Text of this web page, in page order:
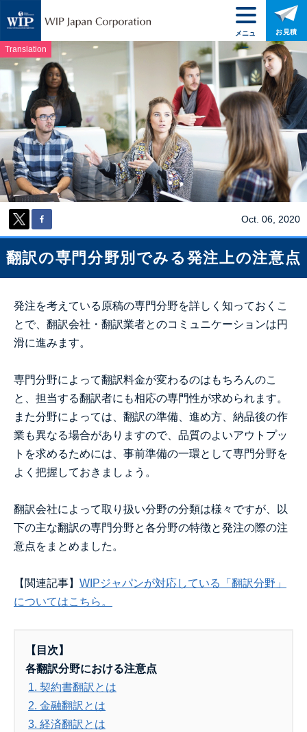
Translation
Oct. 06, 2020
翻訳の専門分野別でみる発注上の注意点
発注を考えている原稿の専門分野を詳しく知っておくこ
とで、翻訳会社・翻訳業者とのコミュニケーションは円
滑に進みます。
専門分野によって翻訳料金が変わるのはもちろんのこ
と、担当する翻訳者にも相応の専門性が求められます。
また分野によっては、翻訳の準備、進め方、納品後の作
業も異なる場合がありますので、品質のよいアウトプッ
トを求めるためには、事前準備の一環として専門分野を
よく把握しておきましょう。
翻訳会社によって取り扱い分野の分類は様々ですが、以
下の主な翻訳の専門分野と各分野の特徴と発注の際の注
意点をまとめました。
【関連記事】 WIPジャパンが対応している「翻訳分野」
についてはこちら。
【目次】
各翻訳分野における注意点
1. 契約書翻訳とは
2. 金融翻訳とは
3. 経済翻訳とは
メニュ
ー
お見積